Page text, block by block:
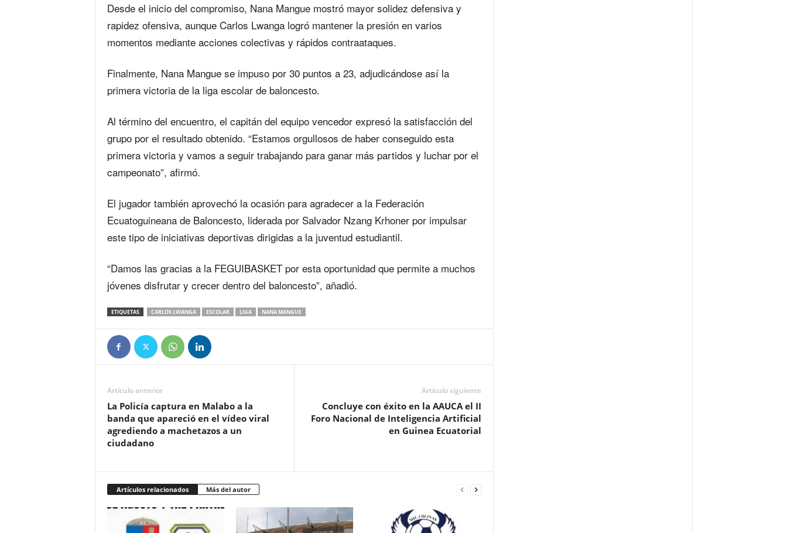
Desde el inicio del compromiso, Nana Mangue mostró mayor solidez defensiva y
rapidez ofensiva, aunque Carlos Lwanga logró mantener la presión en varios
momentos mediante acciones colectivas y rápidos contraataques.
Finalmente, Nana Mangue se impuso por 30 puntos a 23, adjudicándose así la
primera victoria de la liga escolar de baloncesto.
Al término del encuentro, el capitán del equipo vencedor expresó la satisfacción del
grupo por el resultado obtenido. “Estamos orgullosos de haber conseguido esta
primera victoria y vamos a seguir trabajando para ganar más partidos y luchar por el
campeonato”, afirmó.
El jugador también aprovechó la ocasión para agradecer a la Federación
Ecuatoguineana de Baloncesto, liderada por Salvador Nzang Krhoner por impulsar
este tipo de iniciativas deportivas dirigidas a la juventud estudiantil.
“Damos las gracias a la FEGUIBASKET por esta oportunidad que permite a muchos
jóvenes disfrutar y crecer dentro del baloncesto”, añadió.
ETIQUETAS CARLOS LWANGA ESCOLAR LIGA NANA MANGUE
Artículo anterior
La Policía captura en Malabo a la
banda que apareció en el vídeo viral
agrediendo a machetazos a un
ciudadano
Artículo siguiente
Concluye con éxito en la AAUCA el II
Foro Nacional de Inteligencia Artificial
en Guinea Ecuatorial
Artículos relacionados Más del autor